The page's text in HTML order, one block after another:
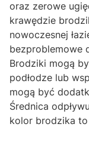
oraz zerowe
krawędzie
nowoczesnej
bezproblemowe
Brodziki mogą
podłodze lub
mogą być
Średnica
kolor brodzika to